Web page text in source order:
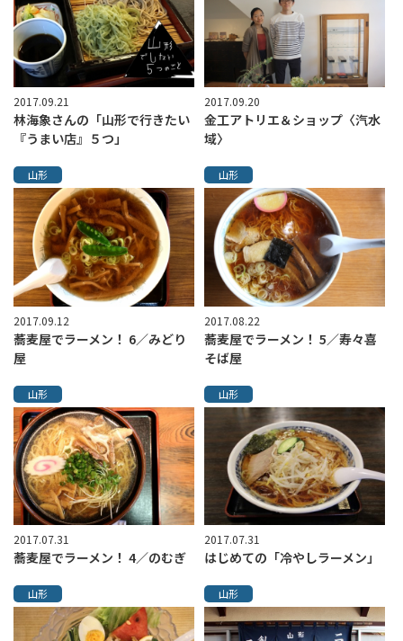
2017.09.21
林海象さんの「山形で行きたい
『うまい店』５つ」
2017.09.20
金工アトリエ＆ショップ〈汽水
域〉
山形
2017.09.12
蕎麦屋でラーメン！ 6／みどり
屋
山形
2017.08.22
蕎麦屋でラーメン！ 5／寿々喜
そば屋
山形
2017.07.31
蕎麦屋でラーメン！ 4／のむぎ
山形
2017.07.31
はじめての「冷やしラーメン」
山形 山形